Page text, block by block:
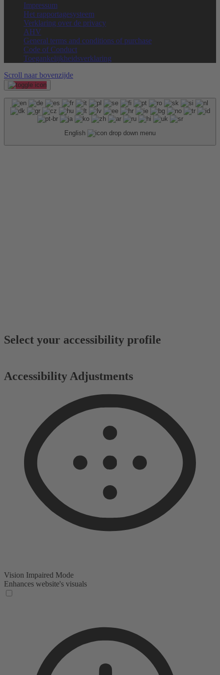
Impressum
Het rapportagesysteem
Verklaring over de privacy
AHV
General terms and conditions of purchase
Code of Conduct
Toegankelijkheidsverklaring
Scroll naar bovenzijde
English
Accessibility Adjustments
Select your accessibility profile
Vision Impaired Mode
Enhances website's visuals